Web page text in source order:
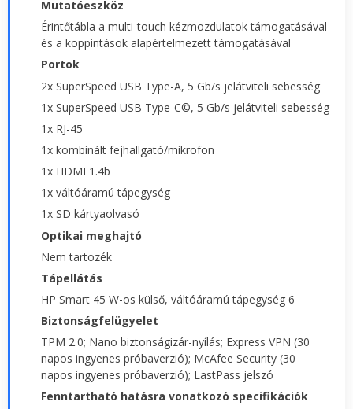
Mutatóeszköz
Érintőtábla a multi-touch kézmozdulatok támogatásával
és a koppintások alapértelmezett támogatásával
Portok
2x SuperSpeed USB Type-A, 5 Gb/s jelátviteli sebesség
1x SuperSpeed USB Type-C©, 5 Gb/s jelátviteli sebesség
1x RJ-45
1x kombinált fejhallgató/mikrofon
1x HDMI 1.4b
1x váltóáramú tápegység
1x SD kártyaolvasó
Optikai meghajtó
Nem tartozék
Tápellátás
HP Smart 45 W-os külső, váltóáramú tápegység 6
Biztonságfelügyelet
TPM 2.0; Nano biztonságizár-nyílás; Express VPN (30
napos ingyenes próbaverzió); McAfee Security (30
napos ingyenes próbaverzió); LastPass jelszó
Fenntartható hatásra vonatkozó specifikációk